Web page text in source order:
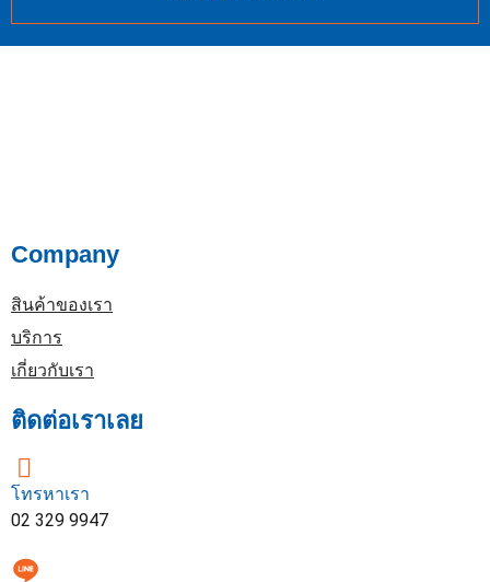
Company
สินค้าของเรา
บริการ
เกี่ยวกับเรา
ติดต่อเราเลย
โทรหาเรา
02 329 9947